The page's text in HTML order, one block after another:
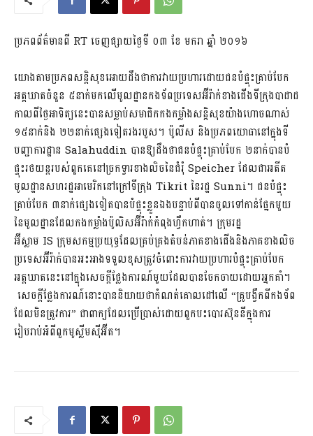
ប្រភពព័ត៌មានពី RT ចេញផ្សាយថ្ងៃទី ០៣ ខែ​ មករា ឆ្នាំ ២០១៦
យោងតាមប្រភពសន្តិសុខអោយដឹងថាការវាយប្រហារដោយជនបំផ្ទុះគ្រាប់បែក
អត្តឃាតចំនួន ៥នាក់មកលើមូលដ្ឋានកងទ័ពប្រទេសអ៊ីរ៉ាក់ខាងជើងទីក្រុងបាដាដ
កាលពីថ្ងៃអាទិត្យនេះបានសម្លាប់សមាជិកកងកម្លាំងសន្តិសុខយ៉ាងហោចណាស់
១៥នាក់និង ២២នាក់ផ្សេងទៀតរងរបួស។ ប៉ូលីស និងប្រភពយោធានៅក្នុងទី
បញ្ជាការដ្ឋាន Salahuddin បានឱ្យដឹងថាជនបំផ្ទុះគ្រាប់បែក ២នាក់បានបំ
ផ្ទុះរថយន្តរបស់ពួកគេនៅច្រកទ្វារខាងលិចនៃជំរុំ Speicher ដែលជាអតីត
មូលដ្ឋានសហរដ្ឋអាមេរិកនៅក្រៅទីក្រុង Tikrit នៃរដ្ឋ Sunni។ ជនបំផ្ទុះ
គ្រាប់បែក ៣នាក់ផ្សេងទៀតបានបំផ្ទុះខ្លួនឯងបន្ទាប់ពីបានចូលទៅកាន់ផ្នែកមួយ
នៃមូលដ្ឋានដែលកងកម្លាំងប៉ូលិសអ៊ីរ៉ាក់កំពុងហ្វឹកហាត់។ ក្រុមរដ្ឋ
អ៊ីស្លាម IS ក្រុមសកម្មប្រយុទ្ធដែលគ្រប់គ្រងតំបន់ភាគខាងជើងនិងភាគខាងលិច
ប្រទេសអ៊ីរ៉ាក់បានអះអាងទទួលខុសត្រូវចំពោះការវាយប្រហារបំផ្ទុះគ្រាប់បែក
អត្តឃាតនេះនៅក្នុងសេចក្តីថ្លែងការណ៍មួយដែលបានចែកចាយដោយអ្នកគាំ។
សេចក្តីថ្លែងការណ៍នោះបាននិយាយថាកំណត់គោលដៅលើ “គ្រូបង្វឹកពីកងទ័ព
ដែលមិនត្រូវការ” ជាពាក្យដែលប្រើប្រាស់ដោយពួកបះបោរស៊ុននីក្នុងការ
រៀបរាប់អំពីពួកមូស្លីមស៊ីអ៊ីត។